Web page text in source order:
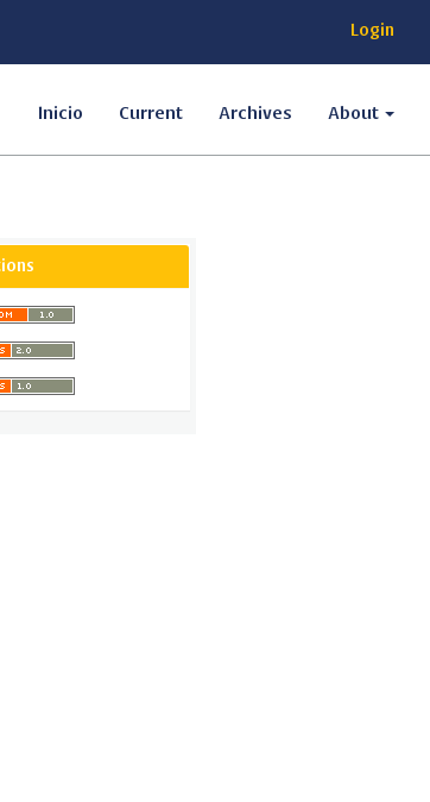
Login
Inicio Current Archives About